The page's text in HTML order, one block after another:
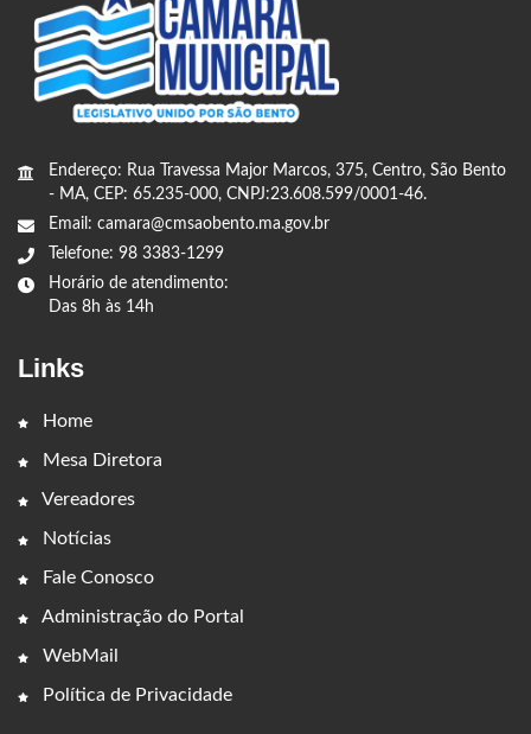
Endereço: Rua Travessa Major Marcos, 375, Centro, São Bento
- MA, CEP: 65.235-000, CNPJ:23.608.599/0001-46.
Email: camara@cmsaobento.ma.gov.br
Telefone: 98 3383-1299
Horário de atendimento:
Das 8h às 14h
Links
Home
Mesa Diretora
Vereadores
Notícias
Fale Conosco
Administração do Portal
WebMail
Política de Privacidade